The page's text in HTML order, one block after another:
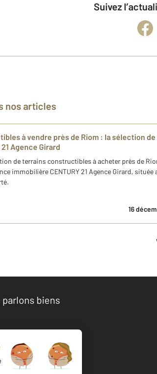
Suivez
nos articles
à vendre près de Riom : la sélection
Agence Girard
de terrains constructibles à acheter près de
immobilière CENTURY 21 Agence Girard, située
16
parlons biens